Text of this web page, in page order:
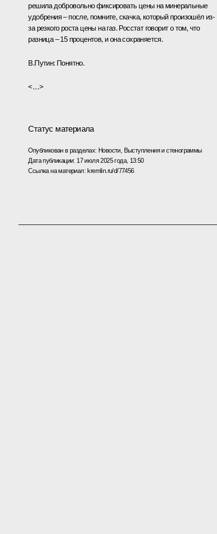
решила добровольно фиксировать цены на минеральные
удобрения – после, помните, скачка, который произошёл из-
за резкого роста цены на газ. Росстат говорит о том, что
разница – 15 процентов, и она сохраняется.
В.Путин: Понятно.
<…>
Статус материала
Опубликован в разделах: Новости, Выступления и стенограммы
Дата публикации: 17 июля 2025 года, 13:50
Ссылка на материал: kremlin.ru/d/77456